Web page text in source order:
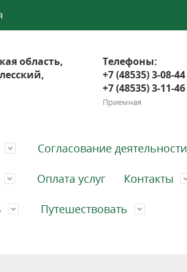
область,
Телефоны:
+7 (48535) 3-08-44
+7 (48535) 3-11-46
Приемная
Согласование деятельности
Оплата услуг Контакты
Путешествовать